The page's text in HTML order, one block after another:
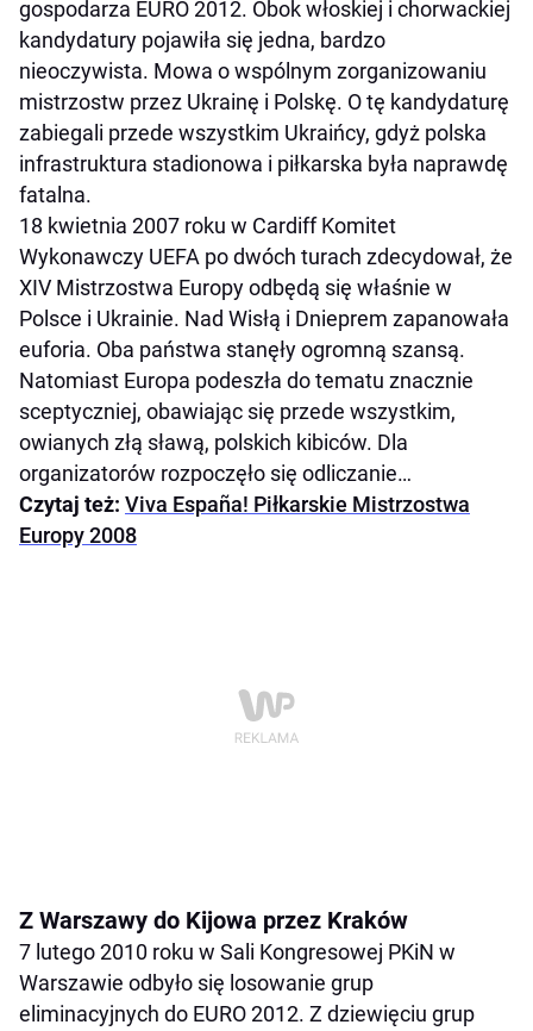
gospodarza EURO 2012. Obok włoskiej i chorwackiej
kandydatury pojawiła się jedna, bardzo
nieoczywista. Mowa o wspólnym zorganizowaniu
mistrzostw przez Ukrainę i Polskę. O tę kandydaturę
zabiegali przede wszystkim Ukraińcy, gdyż polska
infrastruktura stadionowa i piłkarska była naprawdę
fatalna.
18 kwietnia 2007 roku w Cardiff Komitet
Wykonawczy UEFA po dwóch turach zdecydował, że
XIV Mistrzostwa Europy odbędą się właśnie w
Polsce i Ukrainie. Nad Wisłą i Dnieprem zapanowała
euforia. Oba państwa stanęły ogromną szansą.
Natomiast Europa podeszła do tematu znacznie
sceptyczniej, obawiając się przede wszystkim,
owianych złą sławą, polskich kibiców. Dla
organizatorów rozpoczęło się odliczanie…
Czytaj też: Viva España! Piłkarskie Mistrzostwa
Europy 2008
Z Warszawy do Kijowa przez Kraków
7 lutego 2010 roku w Sali Kongresowej PKiN w
Warszawie odbyło się losowanie grup
eliminacyjnych do EURO 2012. Z dziewięciu grup